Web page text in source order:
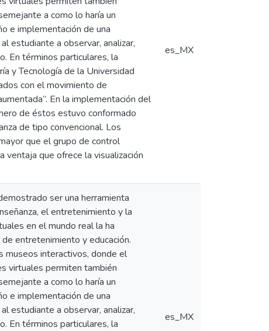
a como lo haría un
e implementación de una
estudiante a observar, analizar,
En términos particulares, la
y Tecnología de la Universidad
con el movimiento de
En la implementación del
de éstos estuvo conformado
de tipo convencional. Los
que el grupo de control
que ofrece la visualización
es_MX
ser una herramienta
el entretenimiento y la
en el mundo real la ha
entretenimiento y educación.
museos interactivos, donde el
virtuales permiten también
a como lo haría un
e implementación de una
estudiante a observar, analizar,
En términos particulares, la
es_MX